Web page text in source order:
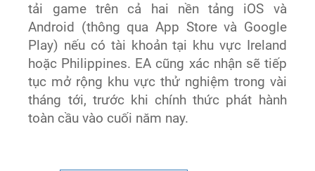
tải game trên cả hai nền tảng iOS và
Android (thông qua App Store và Google
Play) nếu có tài khoản tại khu vực Ireland
hoặc Philippines. EA cũng xác nhận sẽ tiếp
tục mở rộng khu vực thử nghiệm trong vài
tháng tới, trước khi chính thức phát hành
toàn cầu vào cuối năm nay.